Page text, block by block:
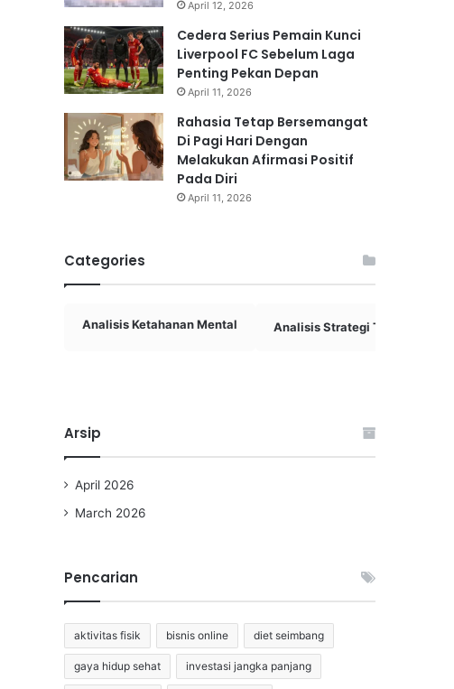
April 12, 2026
Cedera Serius Pemain Kunci
Liverpool FC Sebelum Laga
Penting Pekan Depan
April 11, 2026
Rahasia Tetap Bersemangat
Di Pagi Hari Dengan
Melakukan Afirmasi Positif
Pada Diri
April 11, 2026
Categories
Analisis Ketahanan Mental Analisis Strategi Tim Basket
Arsip
April 2026
March 2026
Pencarian
aktivitas fisik bisnis online diet seimbang
gaya hidup sehat investasi jangka panjang